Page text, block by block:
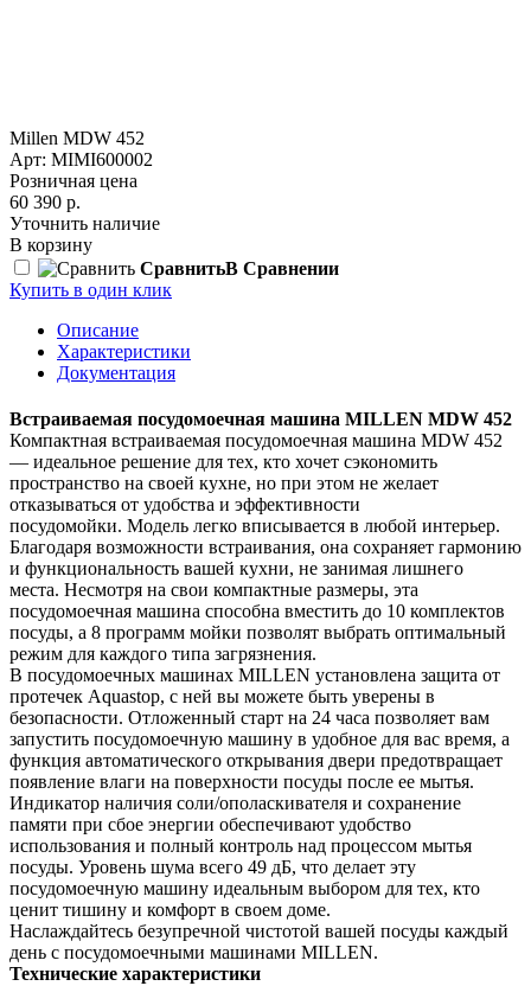
Millen MDW 452
Арт: MIMI600002
Розничная цена
60 390 р.
Уточнить наличие
В корзину
СравнитьВ Сравнении
Купить в один клик
Описание
Характеристики
Документация
Встраиваемая посудомоечная машина MILLEN MDW 452
Компактная встраиваемая посудомоечная машина MDW 452
— идеальное решение для тех, кто хочет сэкономить
пространство на своей кухне, но при этом не желает
отказываться от удобства и эффективности
посудомойки. Модель легко вписывается в любой интерьер.
Благодаря возможности встраивания, она сохраняет гармонию
и функциональность вашей кухни, не занимая лишнего
места. Несмотря на свои компактные размеры, эта
посудомоечная машина способна вместить до 10 комплектов
посуды, а 8 программ мойки позволят выбрать оптимальный
режим для каждого типа загрязнения.
В посудомоечных машинах MILLEN установлена защита от
протечек Aquastop, с ней вы можете быть уверены в
безопасности. Отложенный старт на 24 часа позволяет вам
запустить посудомоечную машину в удобное для вас время, а
функция автоматического открывания двери предотвращает
появление влаги на поверхности посуды после ее мытья.
Индикатор наличия соли/ополаскивателя и сохранение
памяти при сбое энергии обеспечивают удобство
использования и полный контроль над процессом мытья
посуды. Уровень шума всего 49 дБ, что делает эту
посудомоечную машину идеальным выбором для тех, кто
ценит тишину и комфорт в своем доме.
Наслаждайтесь безупречной чистотой вашей посуды каждый
день с посудомоечными машинами MILLEN.
Технические характеристики